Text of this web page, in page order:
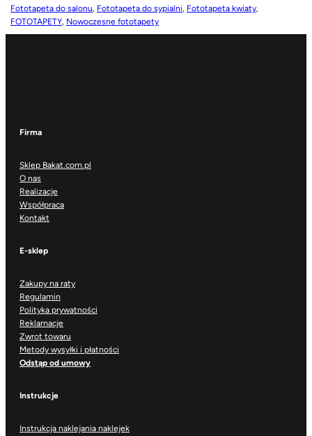
Fototapeta do salonu, Fototapeta do sypialni, Fototapeta kwiaty,
FOTOTAPETY, Nowoczesne fototapety
Firma
Sklep Bakat.com.pl
O nas
Realizacje
Współpraca
Kontakt
E-sklep
Zakupy na raty
Regulamin
Polityka prywatności
Reklamacje
Zwrot towaru
Metody wysyłki i płatności
Odstąp od umowy
Instrukcje
Instrukcja naklejania naklejek